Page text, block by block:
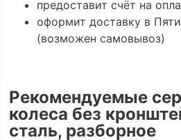
предоставит счёт на
оформит доставку в
(возможен самовывоз)
Рекомендуемые
колеса без
сталь, разборное